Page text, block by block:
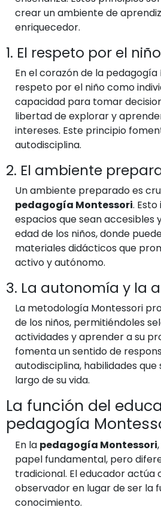
crear un ambiente de
enriquecedor.
1. El respeto por el niño
En el corazón de la
respeto por el niño como
capacidad para tomar
libertad de explorar y
intereses. Este principio
autodisciplina.
2. El ambiente
Un ambiente preparado es
pedagogía Montessori.
espacios que sean accesibles
edad de los niños, donde
materiales didácticos que
activo y autónomo.
3. La autonomía y la
La metodología Montessori
de los niños, permitiéndoles
actividades y aprender a su
fomenta un sentido de
autodisciplina, habilidades que
largo de su vida.
La función del
pedagogía
En la pedagogía Montessori
papel fundamental, pero
tradicional. El educador actúa
observador en lugar de ser la
conocimiento.